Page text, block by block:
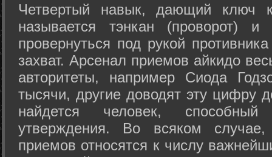
Четвертый навык, дающий ключ
называется тэнкан (проворот)
провернуться под рукой
захват. Арсенал приемов айкидо
авторитеты, например Сиода
тысячи, другие доводят эту цифру
найдется человек,
утверждения. Во всяком
приемов относятся к числу